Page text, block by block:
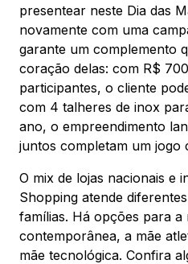
Comodidades Eventos
Vitrine virtual
presentear neste Dia das
novamente com uma
garante um complemento
coração delas: com R$
participantes, o cliente
com 4 talheres de inox
ano, o empreendimento
juntos completam um jogo
O mix de lojas nacionais e
Shopping atende
famílias. Há opções para a
contemporânea, a mãe
mãe tecnológica. Confira